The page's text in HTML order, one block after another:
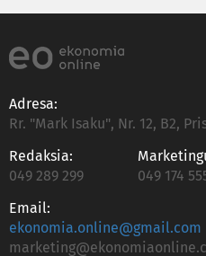
Adresa:
Rr. "Mark Isaku", Nr. 12, B2,
Redaksia:
049 289 299
049 174
Email:
ekonomia.online@gmail.com